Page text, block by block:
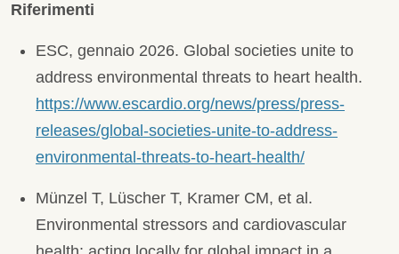
Riferimenti
ESC, gennaio 2026. Global societies unite to
address environmental threats to heart health.
https://www.escardio.org/news/press/press-
releases/global-societies-unite-to-address-
environmental-threats-to-heart-health/
Münzel T, Lüscher T, Kramer CM, et al.
Environmental stressors and cardiovascular